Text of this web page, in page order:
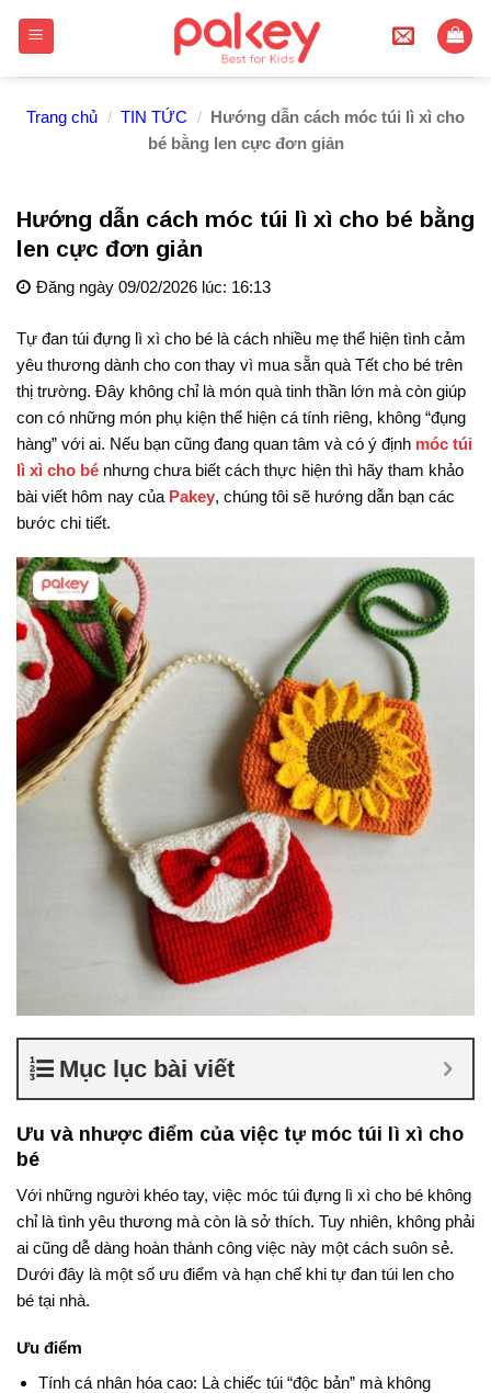
Trang chủ / TIN TỨC / Hướng dẫn cách móc túi lì xì cho
bé bằng len cực đơn giản
Hướng dẫn cách móc túi lì xì cho bé bằng
len cực đơn giản
Đăng ngày 09/02/2026 lúc: 16:13
Tự đan túi đựng lì xì cho bé là cách nhiều mẹ thể hiện tình cảm
yêu thương dành cho con thay vì mua sẵn quà Tết cho bé trên
thị trường. Đây không chỉ là món quà tinh thần lớn mà còn giúp
con có những món phụ kiện thể hiện cá tính riêng, không “đụng
hàng” với ai. Nếu bạn cũng đang quan tâm và có ý định móc túi
lì xì cho bé nhưng chưa biết cách thực hiện thì hãy tham khảo
bài viết hôm nay của Pakey, chúng tôi sẽ hướng dẫn bạn các
bước chi tiết.
Mục lục bài viết
Ưu và nhược điểm của việc tự móc túi lì xì cho
bé
Với những người khéo tay, việc móc túi đựng lì xì cho bé không
chỉ là tình yêu thương mà còn là sở thích. Tuy nhiên, không phải
ai cũng dễ dàng hoàn thành công việc này một cách suôn sẻ.
Dưới đây là một số ưu điểm và hạn chế khi tự đan túi len cho
bé tại nhà.
Ưu điểm
Tính cá nhân hóa cao: Là chiếc túi “độc bản” mà không